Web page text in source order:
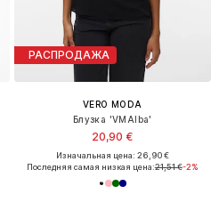
РАСПРОДАЖА
VERO MODA
Блузка 'VMAlba'
20,90 €
Изначальная цена: 26,90 €
Последняя самая низкая цена:21,51 €-2%